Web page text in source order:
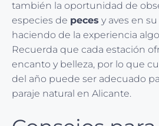
también la oportunidad de
especies de peces y aves en
haciendo de la experiencia
Recuerda que cada estación
encanto y belleza, por lo que
del año puede ser adecuado
paraje natural en Alicante.